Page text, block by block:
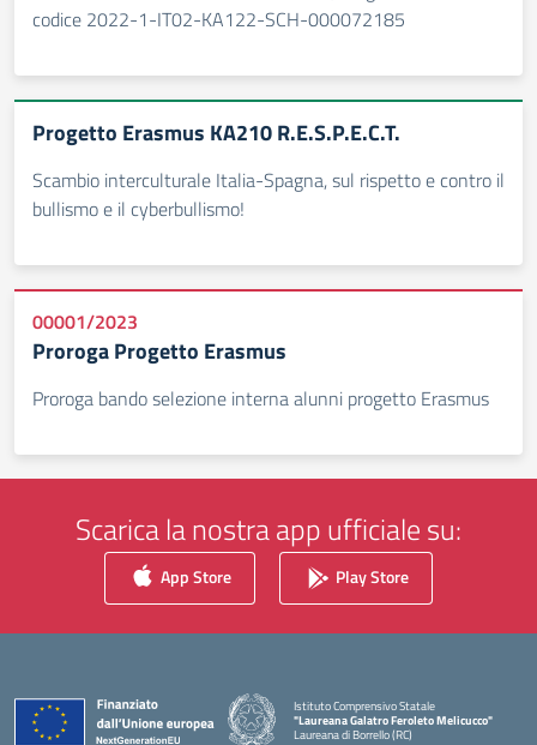
codice 2022-1-IT02-KA122-SCH-000072185
Progetto Erasmus KA210 R.E.S.P.E.C.T.
Scambio interculturale Italia-Spagna, sul rispetto e contro il
bullismo e il cyberbullismo!
00001/2023
Proroga Progetto Erasmus
Proroga bando selezione interna alunni progetto Erasmus
Scarica la nostra app ufficiale su:
App Store Play Store
Istituto Comprensivo Statale
"Laureana Galatro Feroleto Melicucco"
Laureana di Borrello (RC)